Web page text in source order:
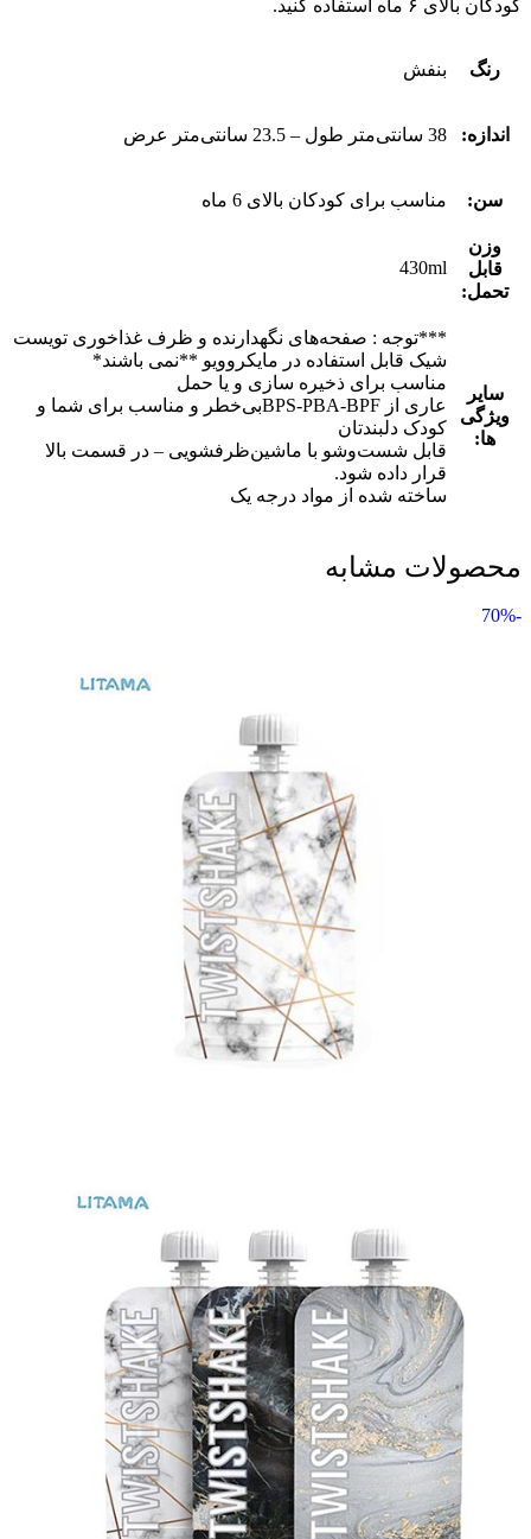
کودکان بالای ۶ ماه استفاده کنید.
رنگ بنفش
اندازه: 38 سانتی‌متر طول – 23.5 سانتی‌متر عرض
سن: مناسب برای کودکان بالای 6 ماه
وزن
قابل
تحمل:
430ml
سایر
ویژگی
ها:
***توجه : صفحه‌های نگهدارنده و ظرف غذاخوری تویست
شیک قابل استفاده در مایکروویو **نمی باشند*
مناسب برای ذخیره سازی و یا حمل
عاری از BPS-PBA-BPFبی‌خطر و مناسب برای شما و
کودک دلبندتان
قابل شست‌وشو با ماشین‌ظرفشویی – در قسمت بالا
قرار داده شود.
ساخته شده از مواد درجه یک
محصولات مشابه
-70%